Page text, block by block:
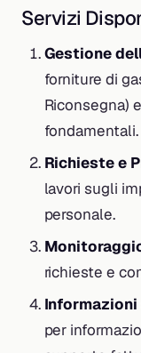
Servizi
Gestione
forniture di
Riconsegna)
fondamentali.
Richieste e
lavori sugli
personale.
richieste e
per